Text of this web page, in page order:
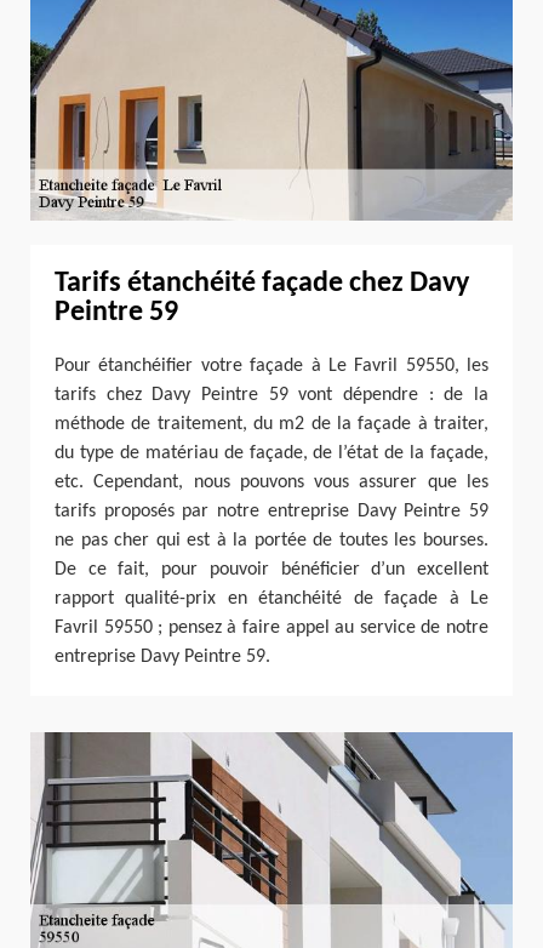
Tarifs étanchéité façade chez Davy
Peintre 59
Pour étanchéifier votre façade à Le Favril 59550, les
tarifs chez Davy Peintre 59 vont dépendre : de la
méthode de traitement, du m2 de la façade à traiter,
du type de matériau de façade, de l’état de la façade,
etc. Cependant, nous pouvons vous assurer que les
tarifs proposés par notre entreprise Davy Peintre 59
ne pas cher qui est à la portée de toutes les bourses.
De ce fait, pour pouvoir bénéficier d’un excellent
rapport qualité-prix en étanchéité de façade à Le
Favril 59550 ; pensez à faire appel au service de notre
entreprise Davy Peintre 59.